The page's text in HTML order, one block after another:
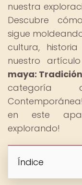
nuestra
Descubre
sigue
cultura,
nuestro
maya:
categoría
en este
explorando!
Índice